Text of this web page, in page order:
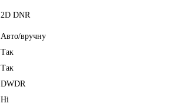
2D DNR
Авто/вручну
Так
Так
DWDR
Ні